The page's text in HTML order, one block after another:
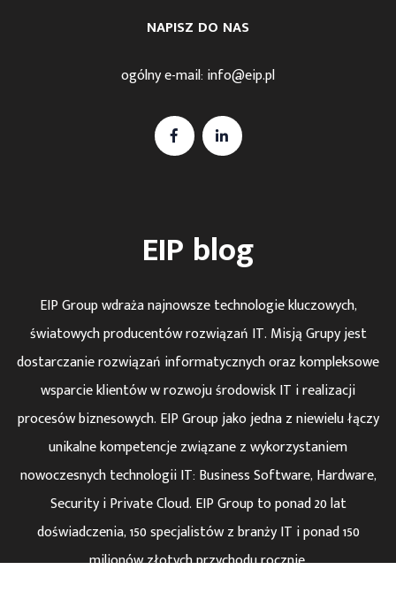
NAPISZ DO NAS
ogólny e-mail: info@eip.pl
EIP blog
EIP Group wdraża najnowsze technologie kluczowych,
światowych producentów rozwiązań IT. Misją Grupy jest
dostarczanie rozwiązań informatycznych oraz kompleksowe
wsparcie klientów w rozwoju środowisk IT i realizacji
procesów biznesowych. EIP Group jako jedna z niewielu łączy
unikalne kompetencje związane z wykorzystaniem
nowoczesnych technologii IT: Business Software, Hardware,
Security i Private Cloud. EIP Group to ponad 20 lat
doświadczenia, 150 specjalistów z branży IT i ponad 150
milionów złotych przychodu rocznie.